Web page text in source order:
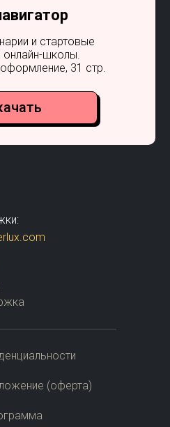
и стартовые
онлайн-школы.
31 стр.
(оферта)